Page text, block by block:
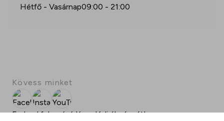
Hétfő - Vasárnap09:00 - 21:00
Kövess minket
FacebookInstagramYouTube
Fedezd fel a vásárlás valódi élményét!